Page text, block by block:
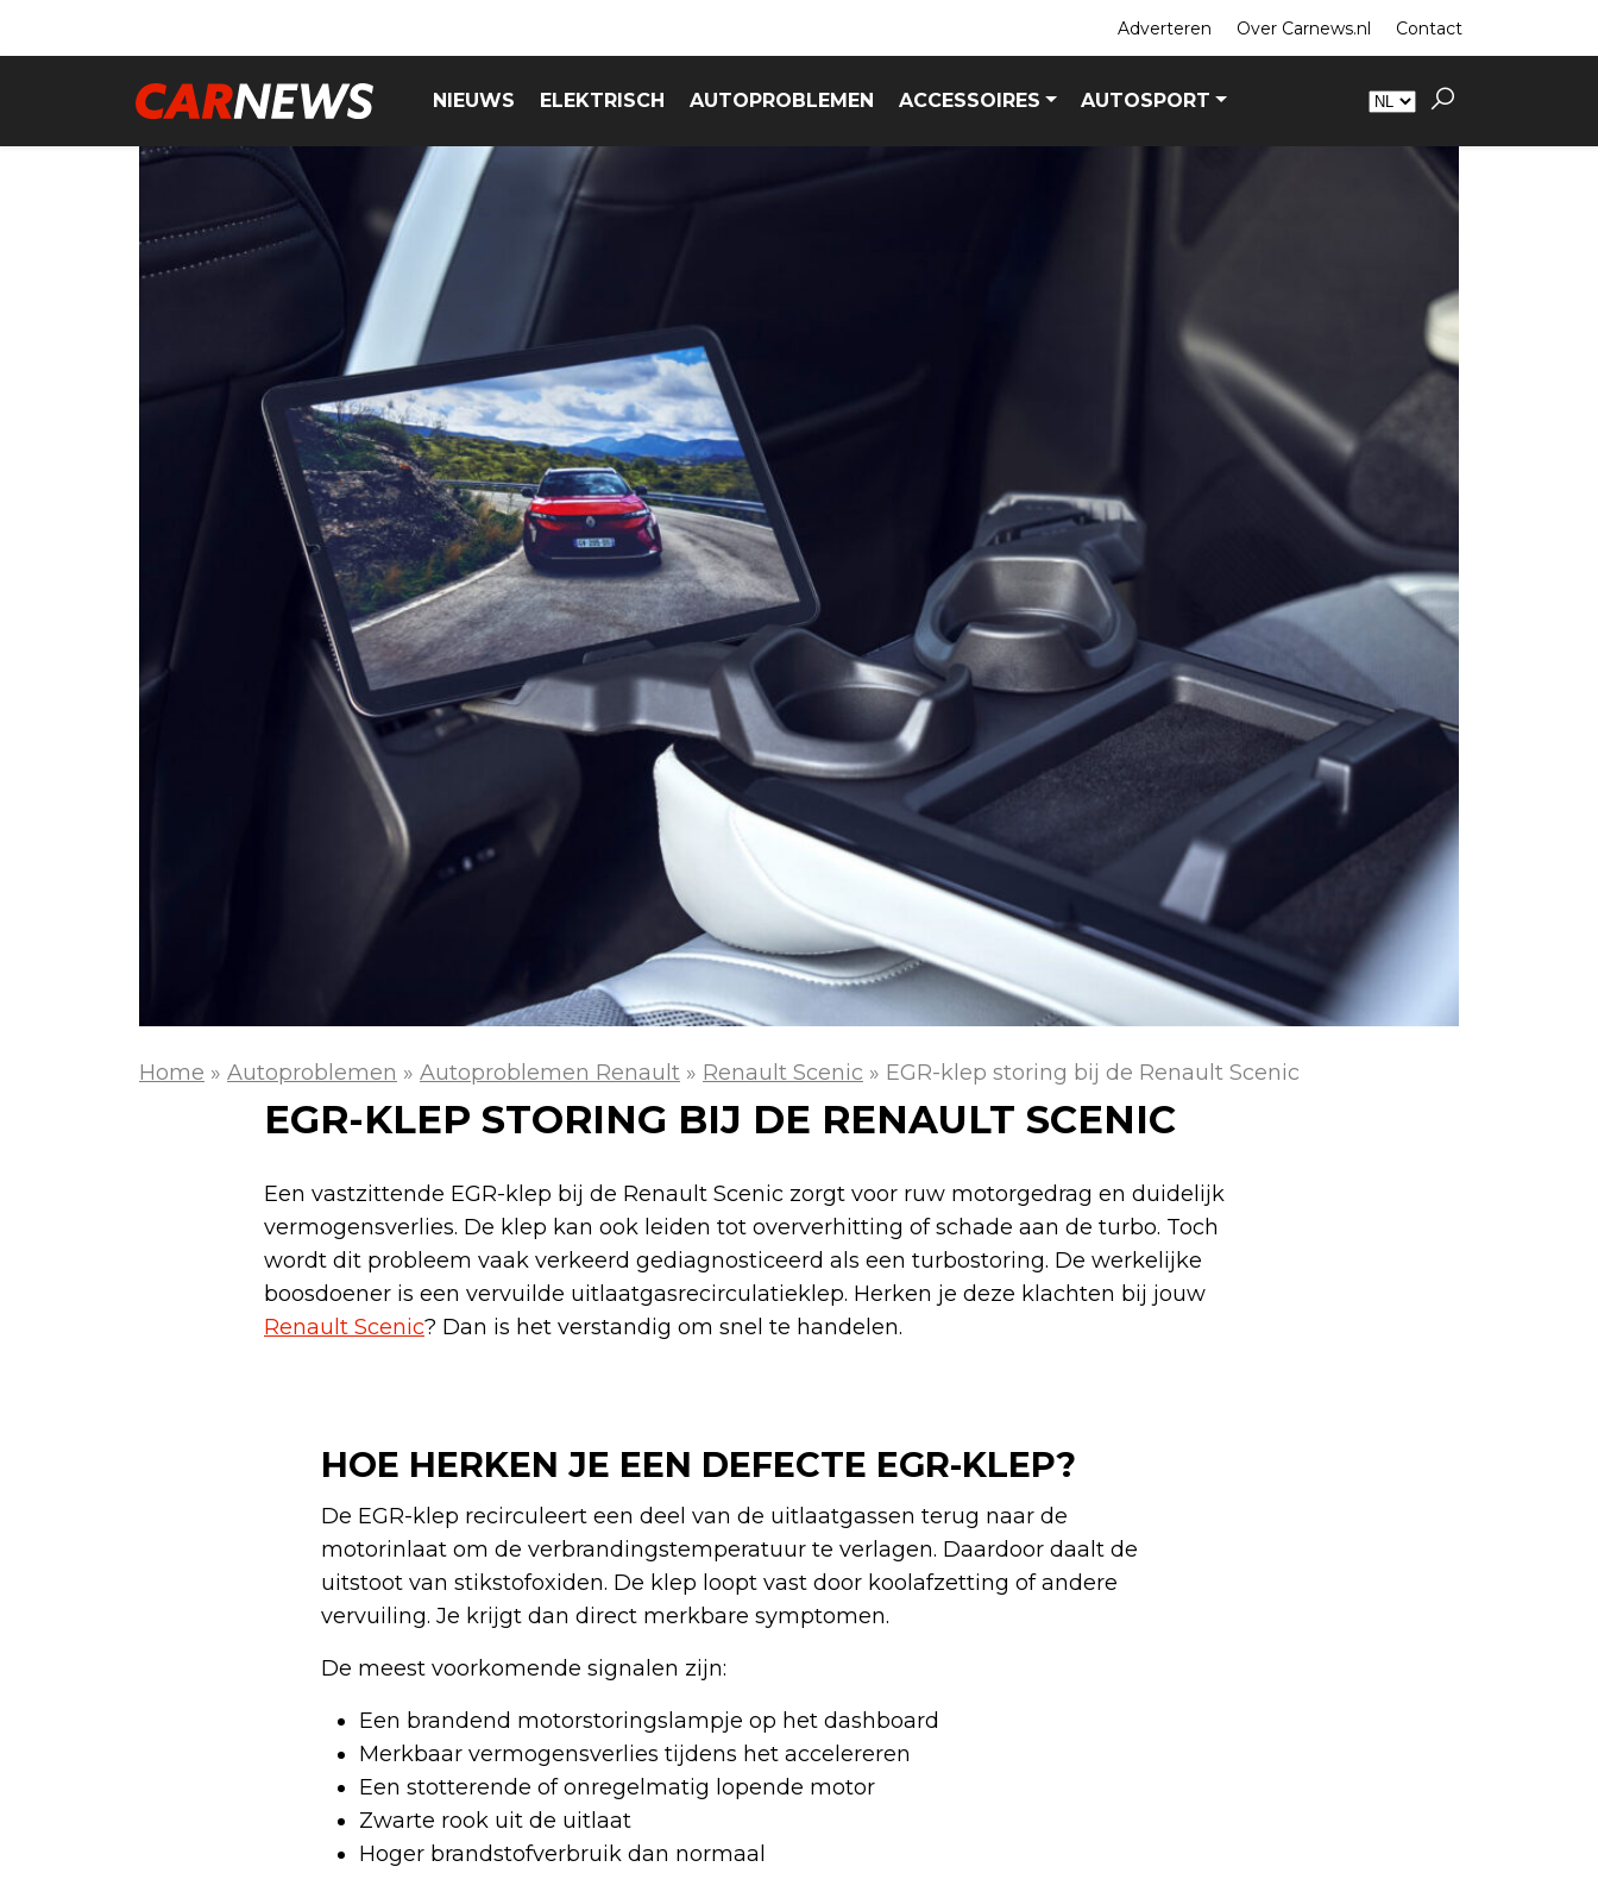
Adverteren Over Carnews.nl Contact
NIEUWS ELEKTRISCH AUTOPROBLEMEN ACCESSOIRES AUTOSPORT
Home » Autoproblemen » Autoproblemen Renault » Renault Scenic » EGR-klep storing bij de Renault Scenic
EGR-KLEP STORING BIJ DE RENAULT SCENIC
Een vastzittende EGR-klep bij de Renault Scenic zorgt voor ruw motorgedrag en duidelijk
vermogensverlies. De klep kan ook leiden tot oververhitting of schade aan de turbo. Toch
wordt dit probleem vaak verkeerd gediagnosticeerd als een turbostoring. De werkelijke
boosdoener is een vervuilde uitlaatgasrecirculatieklep. Herken je deze klachten bij jouw
Renault Scenic? Dan is het verstandig om snel te handelen.
HOE HERKEN JE EEN DEFECTE EGR-KLEP?
De EGR-klep recirculeert een deel van de uitlaatgassen terug naar de
motorinlaat om de verbrandingstemperatuur te verlagen. Daardoor daalt de
uitstoot van stikstofoxiden. De klep loopt vast door koolafzetting of andere
vervuiling. Je krijgt dan direct merkbare symptomen.
De meest voorkomende signalen zijn:
Een brandend motorstoringslampje op het dashboard
Merkbaar vermogensverlies tijdens het accelereren
Een stotterende of onregelmatig lopende motor
Zwarte rook uit de uitlaat
Hoger brandstofverbruik dan normaal